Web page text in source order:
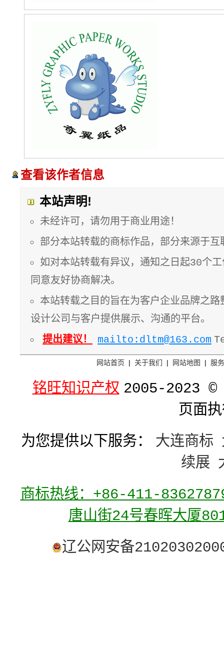
查看该作者信息
本站声明!
未经许可，请勿用于商业用途！
部分本站转载的商标作品，部分来源于
如对本站转载有异议，通知之日起30个
同意友好协商解决。
本站转载之目的旨在为客户企业品牌之
设计公司与客户提供展示、沟通的平台。
提出建议！
mailto:dltm@163.com
网站首页 | 关于我们 | 网站地图 | 服
铭旺知识产权 2005-2023
页面
为您提供以下服务：
大连商标
续展
商标热线：+86-411-
唐山街24号春晖大厦
辽公网安备